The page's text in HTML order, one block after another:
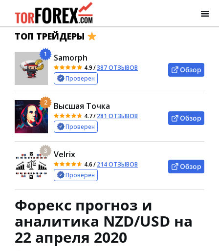
ТОП ТРЕЙДЕРЫ
1 Samorph
4.9/387 ОТЗЫВОВ
Проверен
Обзор
2 Высшая Точка
4.7/281 ОТЗЫВОВ
Проверен
Обзор
3 Velrix
4.6/214 ОТЗЫВОВ
Проверен
Обзор
Форекс прогноз и
аналитика NZD/USD на
22 апреля 2020